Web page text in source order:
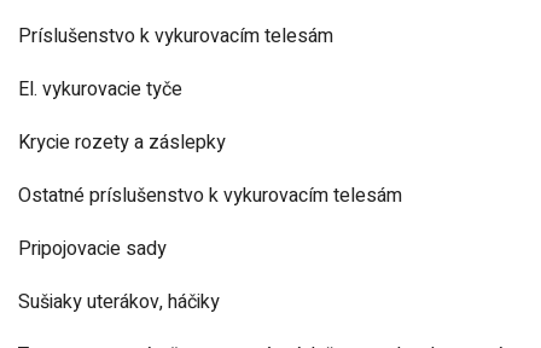
Príslušenstvo k vykurovacím telesám
El. vykurovacie tyče
Krycie rozety a záslepky
Ostatné príslušenstvo k vykurovacím telesám
Pripojovacie sady
Sušiaky uterákov, háčiky